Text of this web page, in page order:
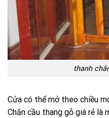
thanh
Cửa có thể mở theo chiều
Chắn cầu thang gỗ giá rẻ